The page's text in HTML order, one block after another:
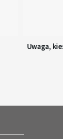
Uwaga,